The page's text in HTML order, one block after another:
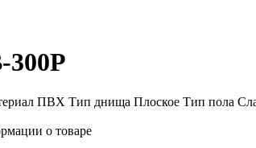
300P
ПВХ Тип днища Плоское Тип пола
о товаре